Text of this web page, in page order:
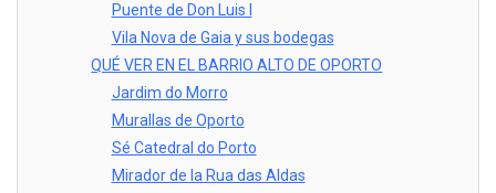
Puente de Don Luis I
Vila Nova de Gaia y sus bodegas
QUÉ VER EN EL BARRIO ALTO DE OPORTO
Jardim do Morro
Murallas de Oporto
Sé Catedral do Porto
Mirador de la Rua das Aldas